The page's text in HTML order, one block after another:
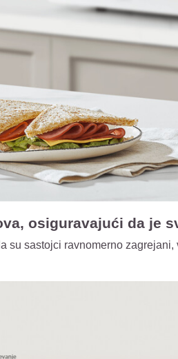
osiguravajući da je
su sastojci ravnomerno